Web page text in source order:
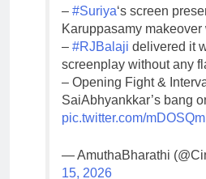
– #Suriya‘s screen
Karuppasamy makeover
– #RJBalaji delivered it
screenplay without any
– Opening Fight &
SaiAbhyankkar’s bang
pic.twitter.com/
— AmuthaBharathi
15, 2026